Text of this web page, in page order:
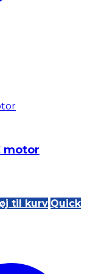
motor
kr..
til kurv Quick